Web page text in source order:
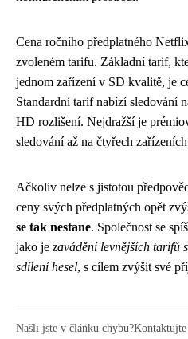
Cena ročního předplatného
zvoleném tarifu. Základní tarif,
jednom zařízení v SD kvalitě, je
Standardní tarif nabízí sledování
HD rozlišení. Nejdražší je
sledování až na čtyřech
Ačkoliv nelze s jistotou
ceny svých předplatných opět
se tak nestane. Společnost se
jako je zavádění levnějších tarifů
sdílení hesel, s cílem zvýšit své
Našli jste v článku chybu?Kontaktujte